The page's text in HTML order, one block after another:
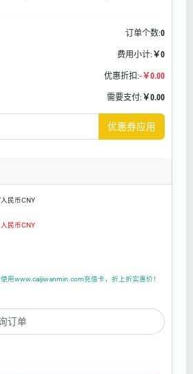
订单个数:0
费用小计: ￥0
优惠折扣:-￥0.00
需要支付: ￥0.00
优惠券应用
人民币CNY
人民币CNY
使用www.caijiwanmin.com充值卡，折上折实惠价！